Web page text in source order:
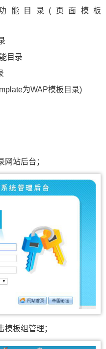
功能目录(页面模板
目录
为WAP模板目录)
站后台；
板组管理；